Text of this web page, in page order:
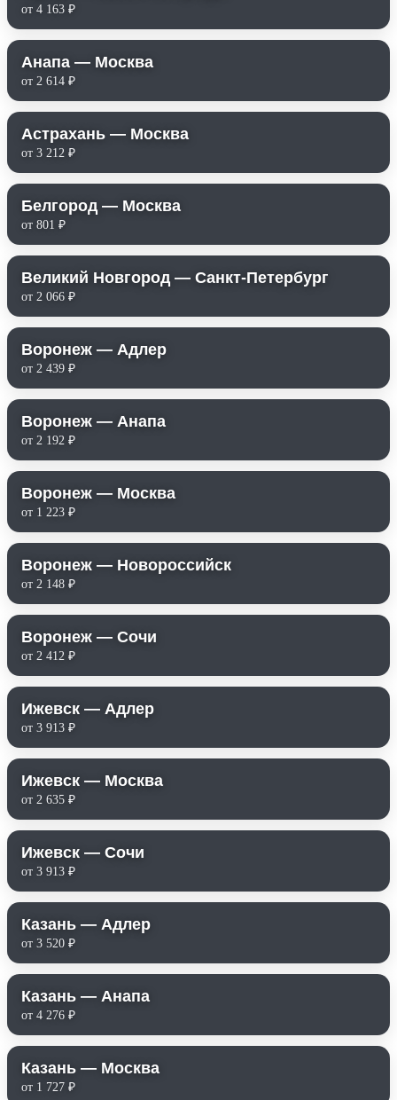
от 4 163 ₽
Анапа — Москва
от 2 614 ₽
Астрахань — Москва
от 3 212 ₽
Белгород — Москва
от 801 ₽
Великий Новгород — Санкт-Петербург
от 2 066 ₽
Воронеж — Адлер
от 2 439 ₽
Воронеж — Анапа
от 2 192 ₽
Воронеж — Москва
от 1 223 ₽
Воронеж — Новороссийск
от 2 148 ₽
Воронеж — Сочи
от 2 412 ₽
Ижевск — Адлер
от 3 913 ₽
Ижевск — Москва
от 2 635 ₽
Ижевск — Сочи
от 3 913 ₽
Казань — Адлер
от 3 520 ₽
Казань — Анапа
от 4 276 ₽
Казань — Москва
от 1 727 ₽